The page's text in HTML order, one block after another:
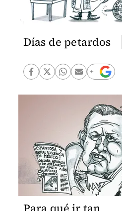
Días de petardos
Para qué ir tan